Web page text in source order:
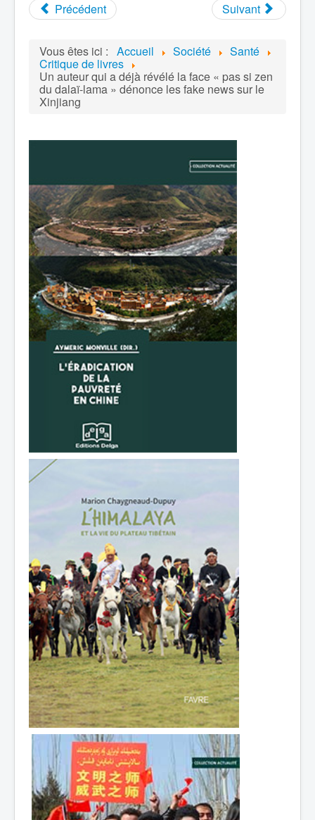
Précédent Suivant
Vous êtes ici : Accueil Société Santé
Critique de livres
Un auteur qui a déjà révélé la face « pas si zen
du dalaï-lama » dénonce les fake news sur le
Xinjiang